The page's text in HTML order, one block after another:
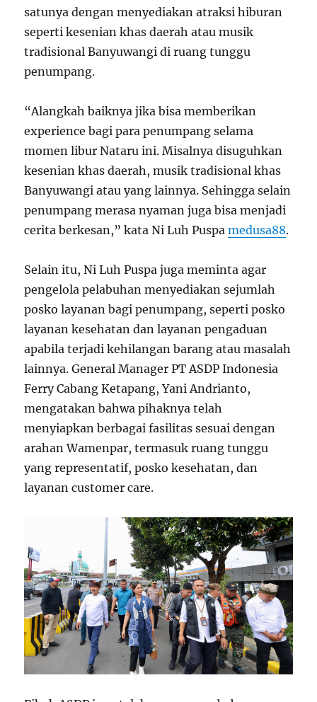
satunya dengan menyediakan atraksi hiburan
seperti kesenian khas daerah atau musik
tradisional Banyuwangi di ruang tunggu
penumpang.
“Alangkah baiknya jika bisa memberikan
experience bagi para penumpang selama
momen libur Nataru ini. Misalnya disuguhkan
kesenian khas daerah, musik tradisional khas
Banyuwangi atau yang lainnya. Sehingga selain
penumpang merasa nyaman juga bisa menjadi
cerita berkesan,” kata Ni Luh Puspamedusa88.
Selain itu, Ni Luh Puspa juga meminta agar
pengelola pelabuhan menyediakan sejumlah
posko layanan bagi penumpang, seperti posko
layanan kesehatan dan layanan pengaduan
apabila terjadi kehilangan barang atau masalah
lainnya. General Manager PT ASDP Indonesia
Ferry Cabang Ketapang, Yani Andrianto,
mengatakan bahwa pihaknya telah
menyiapkan berbagai fasilitas sesuai dengan
arahan Wamenpar, termasuk ruang tunggu
yang representatif, posko kesehatan, dan
layanan customer care.